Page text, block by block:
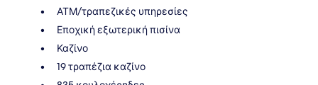
ΑΤΜ/τραπεζικές υπηρεσίες
Εποχική εξωτερική πισίνα
Καζίνο
19 τραπέζια καζίνο